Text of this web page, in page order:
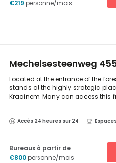
€219 personne/mois
Mechelsesteenweg
Located at the entrance of the
stands at the highly strategic
Kraainem. Many can access this
great green environment is right
lunch breaks or after work
and the tram line n° 44 connect
Brussels and the Airport in less
Accès 24 heures sur 24
Bureaux à partir de
€800personne/mois